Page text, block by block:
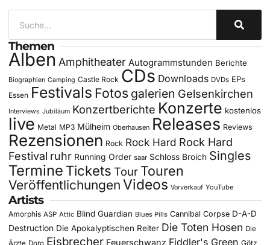
Themen
Alben Amphitheater Autogrammstunden Berichte
Biographien Camping Castle Rock CDs Downloads DVDs EPs
Essen Festivals Fotos galerien Gelsenkirchen
Interviews Jubiläum Konzertberichte Konzerte kostenlos
live Metal MP3 Mülheim Oberhausen Releases Reviews
Rezensionen Rock Rock Hard Rock Hard
Festival ruhr Running Order saar Schloss Broich Singles
Termine Tickets Tour Touren
Veröffentlichungen Videos Vorverkauf YouTube
Artists
Amorphis ASP Attic Blind Guardian Blues Pills Cannibal Corpse D-A-D
Destruction Die Apokalyptischen Reiter Die Toten Hosen Die
Eisbrecher Feuerschwanz Fiddler's Green Götz